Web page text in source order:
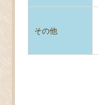
その他